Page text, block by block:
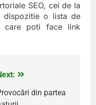
SEO, cei de la
dispozitie o lista de
care poti face link
din partea